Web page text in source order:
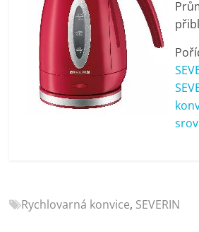
mobilní
telefony,
kávovary,
porovnání
Rychlovarná konvice, SEVERIN